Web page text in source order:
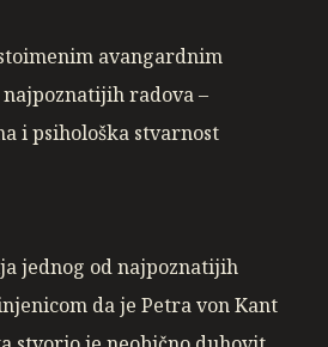
avangardnim
radova –
i psihološka stvarnost
jednog od najpoznatijih
da je Petra von Kant